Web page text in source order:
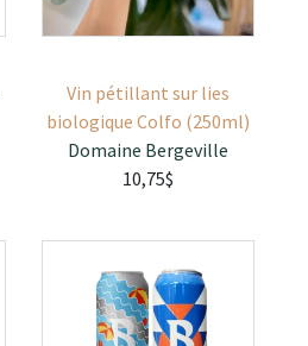
Vin pétillant sur lies
biologique Colfo (250ml)
Domaine Bergeville
10,75$